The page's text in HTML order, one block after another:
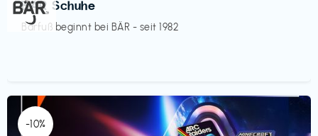
BÄR Schuhe
Barfuß beginnt bei BÄR - seit 1982
-10%